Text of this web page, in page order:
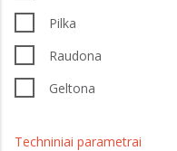
Pilka
Raudona
Geltona
Techniniai parametrai